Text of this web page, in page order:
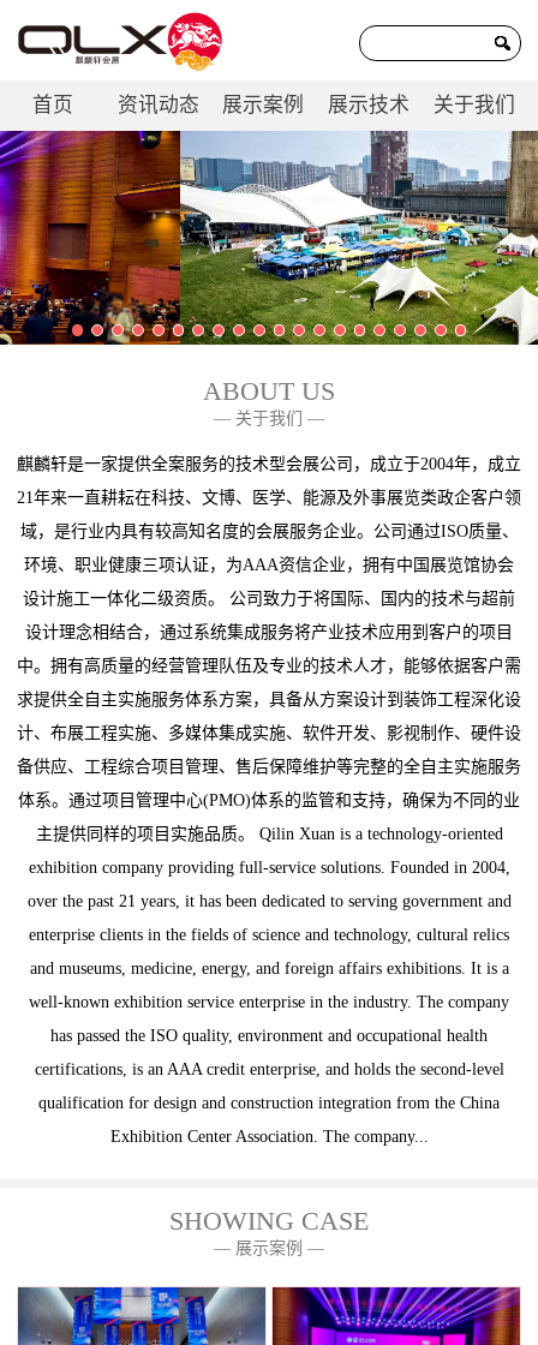
首页 资讯动态 展示案例 展示技术 关于我们
联系我们
ABOUT US
— 关于我们 —
麒麟轩是一家提供全案服务的技术型会展公司，成立于2004年，成立
21年来一直耕耘在科技、文博、医学、能源及外事展览类政企客户领
域，是行业内具有较高知名度的会展服务企业。公司通过ISO质量、
环境、职业健康三项认证，为AAA资信企业，拥有中国展览馆协会
设计施工一体化二级资质。 公司致力于将国际、国内的技术与超前
设计理念相结合，通过系统集成服务将产业技术应用到客户的项目
中。拥有高质量的经营管理队伍及专业的技术人才，能够依据客户需
求提供全自主实施服务体系方案，具备从方案设计到装饰工程深化设
计、布展工程实施、多媒体集成实施、软件开发、影视制作、硬件设
备供应、工程综合项目管理、售后保障维护等完整的全自主实施服务
体系。通过项目管理中心(PMO)体系的监管和支持，确保为不同的业
主提供同样的项目实施品质。 Qilin Xuan is a technology-oriented
exhibition company providing full-service solutions. Founded in 2004,
over the past 21 years, it has been dedicated to serving government and
enterprise clients in the fields of science and technology, cultural relics
and museums, medicine, energy, and foreign affairs exhibitions. It is a
well-known exhibition service enterprise in the industry. The company
has passed the ISO quality, environment and occupational health
certifications, is an AAA credit enterprise, and holds the second-level
qualification for design and construction integration from the China
Exhibition Center Association. The company...
SHOWING CASE
— 展示案例 —